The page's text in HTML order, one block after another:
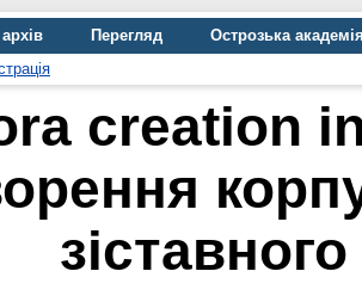
Перегляд
Острозька
creation